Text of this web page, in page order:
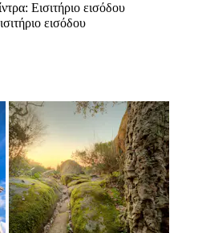
Εισιτήριο εισόδου
εισόδου